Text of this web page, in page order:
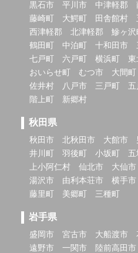
黒石市
平川市 中津軽郡
藤崎町
大鰐町 田舎館村
西津軽郡
北津軽郡 鰺ヶ沢
鶴田町
中泊町 十和田市
七戸町
六戸町 横浜町 東
おいらせ町
むつ市 大間町
佐井村
八戸市 三戸町
階上町
新郷村
秋田県
秋田市 北秋田市 大館市
井川町
羽後町 小坂町
上小阿仁村
仙北市 大仙市
湯沢市
由利本荘市 横手市
藤里町
美郷町 三種町
岩手県
盛岡市 宮古市 大船渡市
遠野市
一関市 陸前高田市